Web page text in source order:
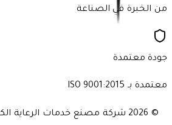
من الخبرة في الصناعة
جودة معتمدة
معتمدة بـ ISO 9001:2015
© 2026 شركة مصنع خدمات الرعاية